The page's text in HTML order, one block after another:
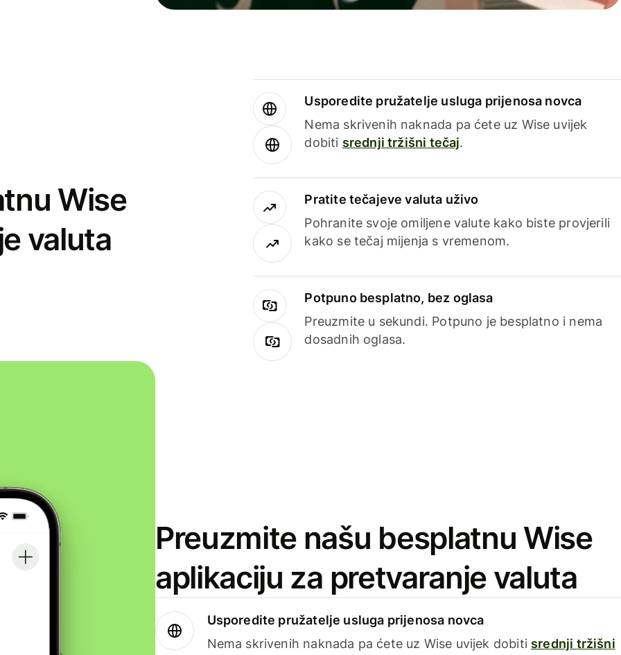
Wise
valuta
Usporedite pružatelje usluga prijenosa novca
Nema skrivenih naknada pa ćete uz Wise uvijek
dobiti srednji tržišni tečaj.
Pratite tečajeve valuta uživo
Pohranite svoje omiljene valute kako biste provjerili
kako se tečaj mijenja s vremenom.
Potpuno besplatno, bez oglasa
Preuzmite u sekundi. Potpuno je besplatno i nema
dosadnih oglasa.
Preuzmite našu besplatnu Wise
aplikaciju za pretvaranje valuta
Usporedite pružatelje usluga prijenosa novca
Nema skrivenih naknada pa ćete uz Wise uvijek dobiti srednji tržišni